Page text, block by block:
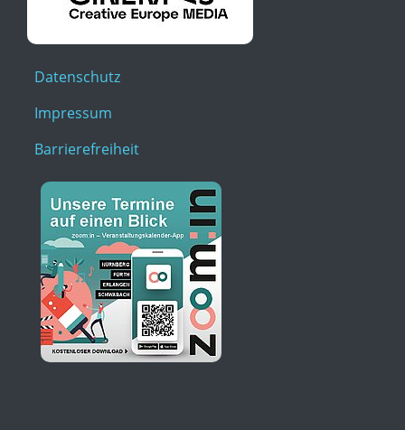
Datenschutz
Impressum
Barrierefreiheit